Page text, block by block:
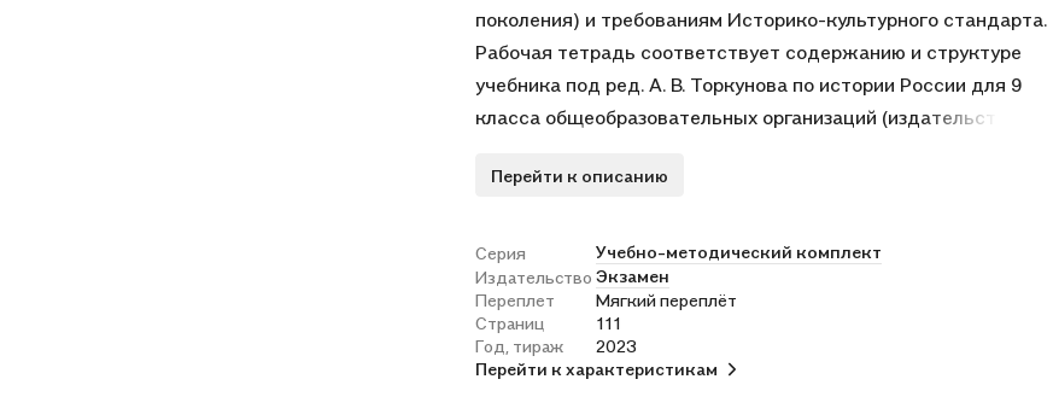
поколения) и требованиям Историко-культурного стандарта.
Рабочая тетрадь соответствует содержанию и структуре
учебника под ред. А. В. Торкунова по истории России для 9
класса общеобразовательных организаций (издательство
уровню сложности задания, выполняя которые учащиеся
закрепляют и совершенствуют необходимые умения и навыки.
Контурные карты и задания к ним помогут учащимся развить
навыки работы с историческим атласом и картами учебника. С
тетрадью можно работать как на уроке, так и дома.
Рабочая тетрадь предназначена учащимся 9 классов,
Перейти к описанию
Серия
Учебно-методический комплект
Издательство Экзамен
Переплет
Мягкий переплёт
Страниц
111
Год, тираж
2023
Перейти к характеристикам